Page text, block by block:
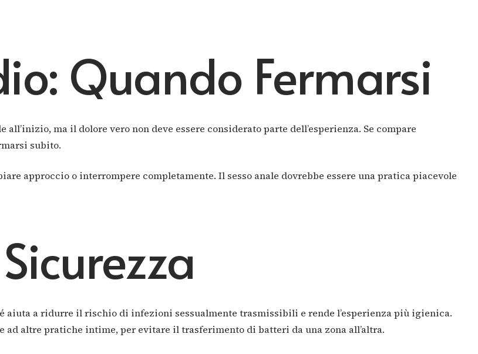
Quando Fermarsi
ma il dolore vero non deve essere considerato parte dell’esperienza. Se compare
subito.
approccio o interrompere completamente. Il sesso anale dovrebbe essere una pratica piacevole
aiuta a ridurre il rischio di infezioni sessualmente trasmissibili e rende l’esperienza più igienica.
ad altre pratiche intime, per evitare il trasferimento di batteri da una zona all’altra.